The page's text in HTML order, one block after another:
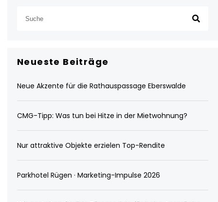
Neueste Beiträge
Neue Akzente für die Rathauspassage Eberswalde
CMG-Tipp: Was tun bei Hitze in der Mietwohnung?
Nur attraktive Objekte erzielen Top-Rendite
Parkhotel Rügen · Marketing-Impulse 2026